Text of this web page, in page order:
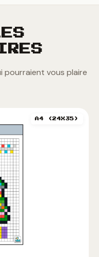
pourraient vous plaire
A4 (24X35)